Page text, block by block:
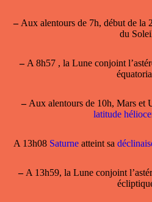
–Aux alentours de 7h, début de la
du
–A 8h57 , la Lune conjoint
–Aux alentours de 10h, Mars et
latitude
A 13h08 Saturne atteint sa
–A 13h59, la Lune conjoint